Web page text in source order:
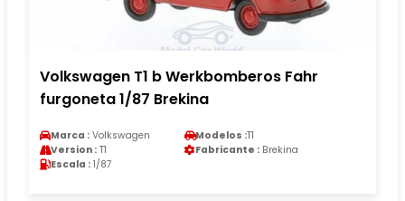
Volkswagen T1 b Werkbomberos Fahr
furgoneta 1/87 Brekina
Marca : Volkswagen Modelos :T1
Version : T1 Fabricante : Brekina
Escala : 1/87